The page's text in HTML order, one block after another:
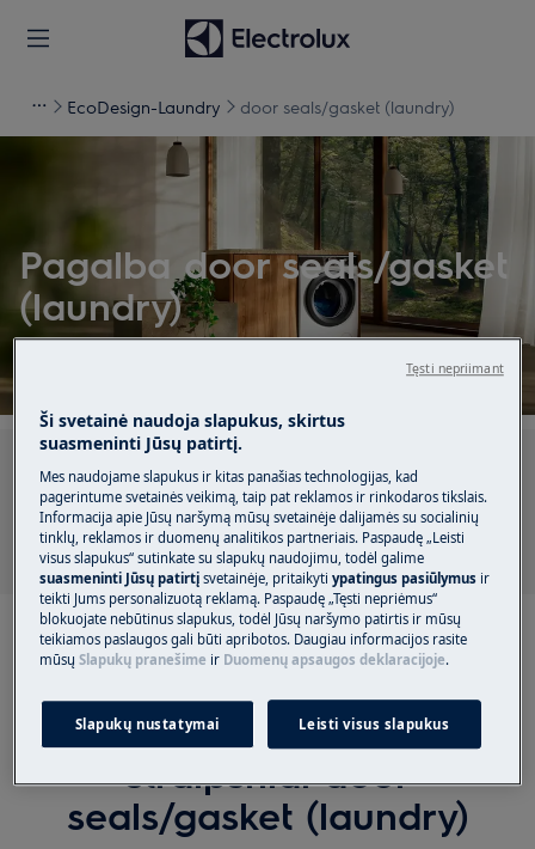
EcoDesign-Laundry door seals/gasket (laundry)
Pagalba door seals/gasket
(laundry)
Ieškokite mūsų palaikymo straipsniuose
Rekomenduojami
straipsniai door
seals/gasket (laundry)
Ši svetainė naudoja slapukus, skirtus
suasmeninti Jūsų patirtį.
Mes naudojame slapukus ir kitas panašias technologijas, kad
pagerintume svetainės veikimą, taip pat reklamos ir rinkodaros tikslais.
Informacija apie Jūsų naršymą mūsų svetainėje dalijamės su socialinių
tinklų, reklamos ir duomenų analitikos partneriais. Paspaudę „Leisti
visus slapukus“ sutinkate su slapukų naudojimu, todėl galime
suasmeninti Jūsų patirtįsvetainėje, pritaikytiypatingus pasiūlymus ir
teikti Jums personalizuotą reklamą. Paspaudę „Tęsti nepriėmus“
blokuojate nebūtinus slapukus, todėl Jūsų naršymo patirtis ir mūsų
teikiamos paslaugos gali būti apribotos. Daugiau informacijos rasite
mūsųSlapukų pranešime ir Duomenų apsaugos deklaracijoje.
Slapukų nustatymai Leisti visus slapukus
Tęsti nepriimant